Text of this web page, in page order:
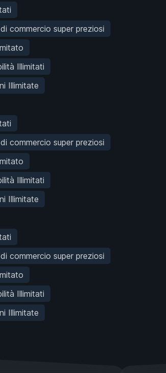
commercio super preziosi
Illimitati
Illimitate
commercio super preziosi
Illimitati
Illimitate
commercio super preziosi
Illimitati
Illimitate